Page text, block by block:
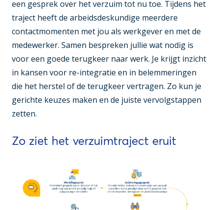
een gesprek over het verzuim tot nu toe. Tijdens het
traject heeft de arbeidsdeskundige meerdere
contactmomenten met jou als werkgever en met de
medewerker. Samen bespreken jullie wat nodig is
voor een goede terugkeer naar werk. Je krijgt inzicht
in kansen voor re-integratie en in belemmeringen
die het herstel of de terugkeer vertragen. Zo kun je
gerichte keuzes maken en de juiste vervolgstappen
zetten.
Zo ziet het verzuimtraject eruit